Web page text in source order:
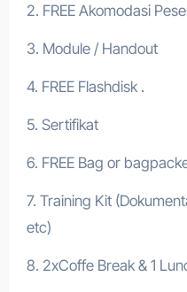
2. FREE Akomodasi
3. Module / Handout
4. FREE Flashdisk .
5. Sertifikat
6. FREE Bag or
7. Training Kit
etc)
8. 2xCoffe Break & 1